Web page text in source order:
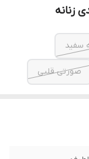
زنانه
سفید
صورتی قلبی